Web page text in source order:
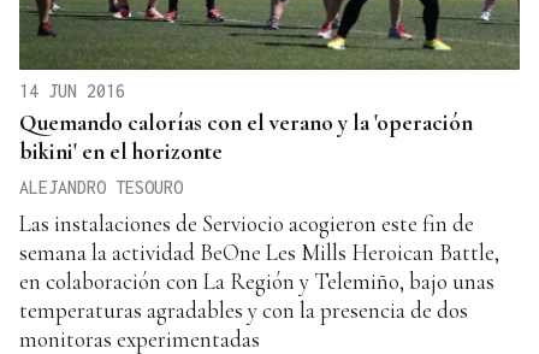
14 JUN 2016
Quemando calorías con el verano y la 'operación
bikini' en el horizonte
ALEJANDRO TESOURO
Las instalaciones de Serviocio acogieron este fin de
semana la actividad BeOne Les Mills Heroican Battle,
en colaboración con La Región y Telemiño, bajo unas
temperaturas agradables y con la presencia de dos
monitoras experimentadas